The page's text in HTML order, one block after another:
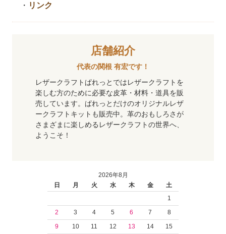
・ リンク
店舗紹介
代表の関根 有宏です！
レザークラフトぱれっとではレザークラフトを
楽しむ方のために必要な皮革・材料・道具を販
売しています。ぱれっとだけのオリジナルレザ
ークラフトキットも販売中。革のおもしろさが
さまざまに楽しめるレザークラフトの世界へ、
ようこそ！
2026年8月
日
月 火 水 木 金
土
1
2
3 4 5 6 7
8
9
10 11 12 13 14
15